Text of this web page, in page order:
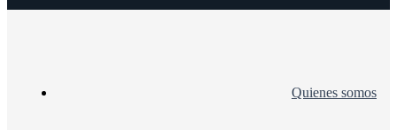
Quienes somos